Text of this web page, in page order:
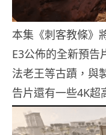
本集《刺客教條》
E3公佈的全新預告
法老王等古蹟，與
告片還有一些4K超